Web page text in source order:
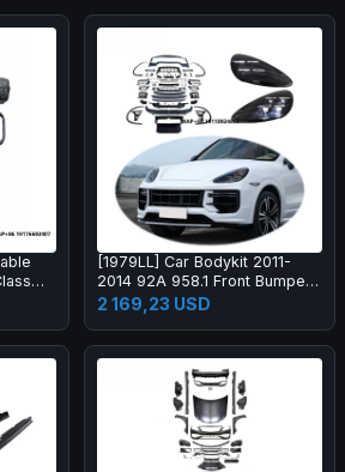
to
[1979LL] Car Bodykit 2011-
2014 92A 958.1 Front Bumper
Upgrade to 2024 2025 Turbo
GT Style Body Kit for Cayenne
2 169,23 USD